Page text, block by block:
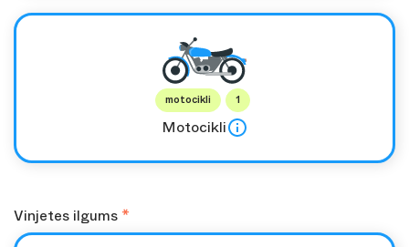
motocikli 1
Motocikli
Vinjetes ilgums